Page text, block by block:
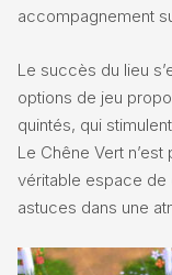
accompagnement
Le succès du lieu
options de jeu
quintés, qui
Le Chêne Vert
véritable espace de
astuces dans une